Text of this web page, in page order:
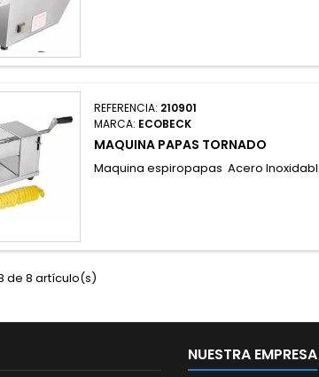
REFERENCIA: 210901
MARCA: ECOBECK
MAQUINA PAPAS TORNADO
Maquina espiropapas Acero
de 8 artículo(s)
NUESTRA EMPRESA